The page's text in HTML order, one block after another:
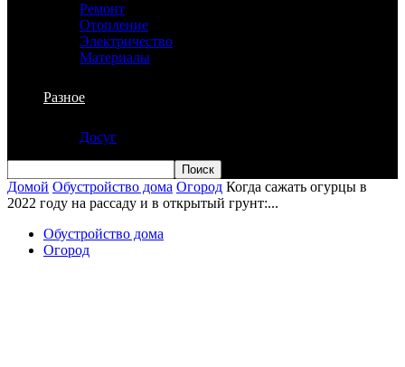
Ремонт
Отопление
Электричество
Материалы
Разное
Досуг
Домой Обустройство дома Огород Когда сажать огурцы в
2022 году на рассаду и в открытый грунт:...
Обустройство дома
Огород